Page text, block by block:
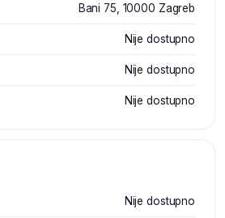
Bani 75, 10000 Zagreb
Nije dostupno
Nije dostupno
Nije dostupno
Nije dostupno